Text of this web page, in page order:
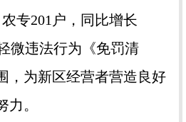
专201户，同比增长
微违法行为《免罚清
，为新区经营者营造良好
。